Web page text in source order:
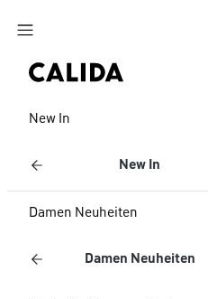
Zum Hauptinhalt springen
New In
New In
Damen Neuheiten
Damen Neuheiten